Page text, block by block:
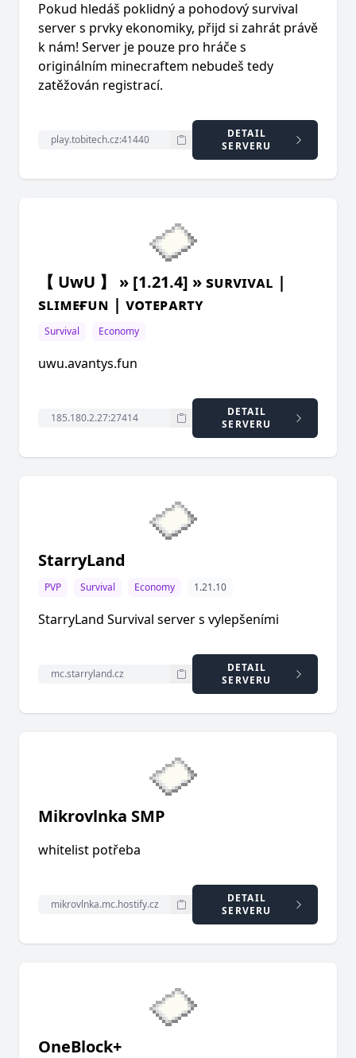
Pokud hledáš poklidný a pohodový survival
server s prvky ekonomiky, přijd si zahrát právě
k nám! Server je pouze pro hráče s
originálním minecraftem nebudeš tedy
zatěžován registrací.
DETAIL
SERVERU
【 UwU 】 » [1.21.4] » sᴜʀᴠɪᴠᴀʟ |
sʟɪᴍᴇғᴜɴ | ᴠᴏᴛᴇᴘᴀʀᴛʏ
Survival Economy
uwu.avantys.fun
DETAIL
SERVERU
StarryLand
PVP Survival Economy 1.21.10
StarryLand Survival server s vylepšeními
DETAIL
SERVERU
Mikrovlnka SMP
whitelist potřeba
DETAIL
SERVERU
OneBlock+